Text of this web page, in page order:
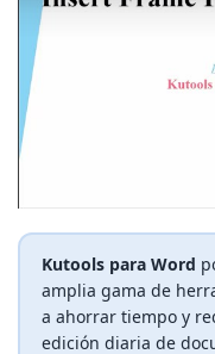
Kutools para Word
amplia gama de
a ahorrar tiempo y
edición diaria de